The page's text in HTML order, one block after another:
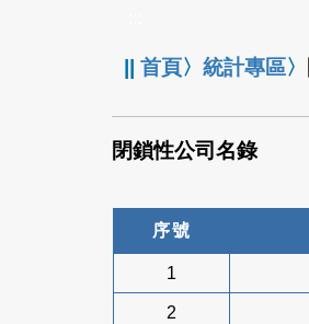
||首頁〉統計專區〉
閉鎖性公司名錄
序號
1
2